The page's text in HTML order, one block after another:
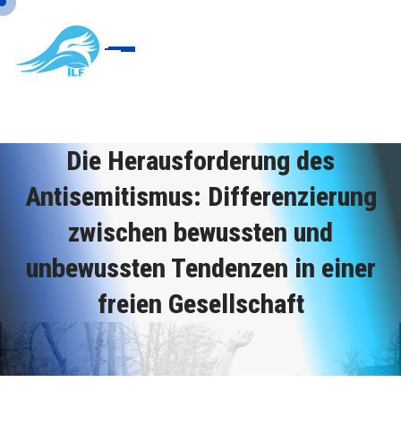
Die Herausforderung des
Antisemitismus: Differenzierung
zwischen bewussten und
unbewussten Tendenzen in einer
freien Gesellschaft